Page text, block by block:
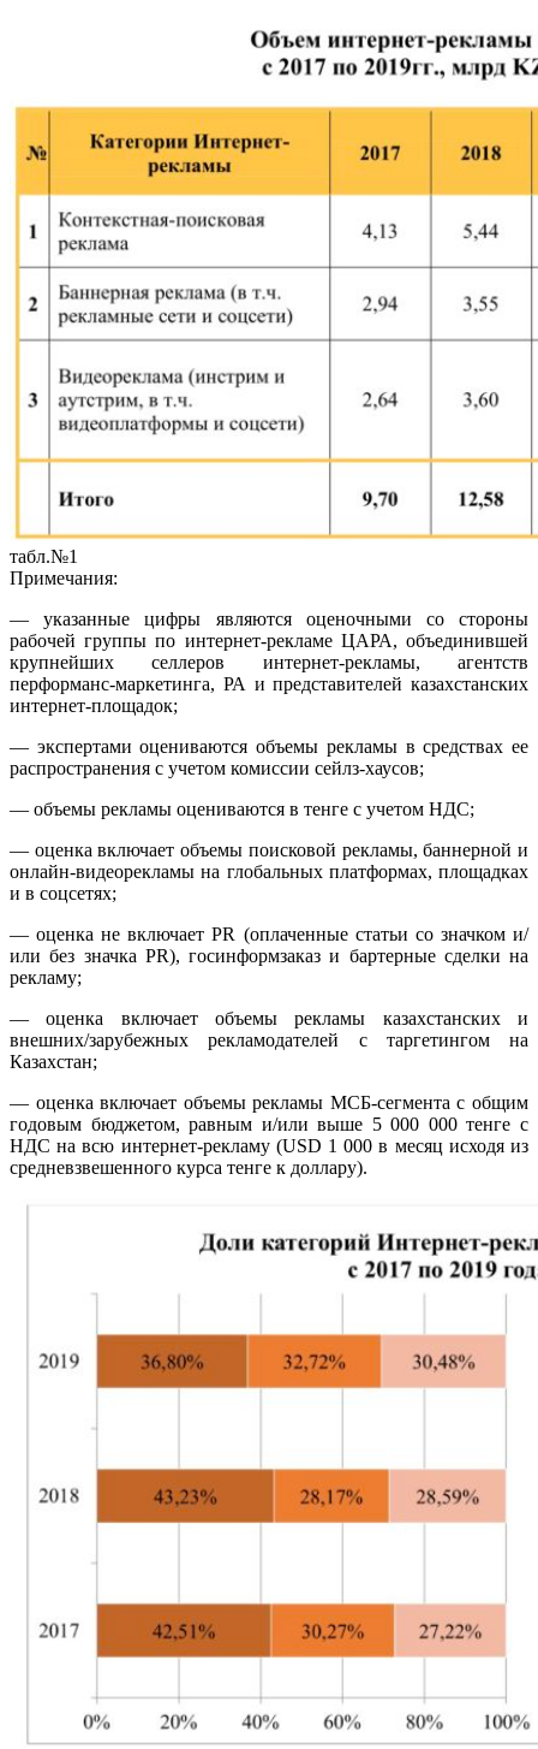
табл.№1
Примечания:
— указанные цифры являются оценочными со стороны
рабочей группы по интернет-рекламе ЦАРА, объединившей
крупнейших селлеров интернет-рекламы, агентств
перформанс-маркетинга, РА и представителей казахстанских
интернет-площадок;
— экспертами оцениваются объемы рекламы в средствах ее
распространения с учетом комиссии сейлз-хаусов;
— объемы рекламы оцениваются в тенге с учетом НДС;
— оценка включает объемы поисковой рекламы, баннерной и
онлайн-видеорекламы на глобальных платформах, площадках
и в соцсетях;
— оценка не включает PR (оплаченные статьи со значком и/
или без значка PR), госинформзаказ и бартерные сделки на
рекламу;
— оценка включает объемы рекламы казахстанских и
внешних/зарубежных рекламодателей с таргетингом на
Казахстан;
— оценка включает объемы рекламы МСБ-сегмента с общим
годовым бюджетом, равным и/или выше 5 000 000 тенге с
НДС на всю интернет-рекламу (USD 1 000 в месяц исходя из
средневзвешенного курса тенге к доллару).